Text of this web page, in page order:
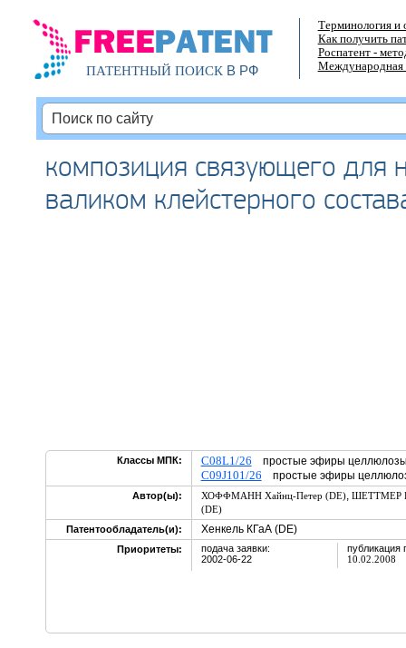
ПАТЕНТНЫЙ ПОИСКВ РФ
Терминология и
Как получить
Роспатент -
Международная
композиция связующего для
валиком клейстерного
Классы МПК: C08L1/26 простые эфиры
C09J101/26 простые эфиры
Автор(ы): ХОФФМАНН Хайнц-Петер (DE), ШЕТТМЕР
(DE)
Патентообладатель(и):
Хенкель КГаА (DE)
Приоритеты:
подача заявки:
2002-06-22
публикация
10.02.2008